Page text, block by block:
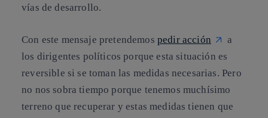
vías de desarrollo.
Con este mensaje pretendemos pedir acción
a
los dirigentes políticos porque esta situación es
reversible si se toman las medidas necesarias. Pero
no nos sobra tiempo porque tenemos muchísimo
terreno que recuperar y estas medidas tienen que